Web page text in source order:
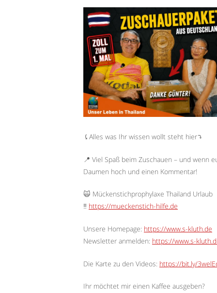
⤹Alles was Ihr wissen wollt steht hier⤵︎
📍 Viel Spaß beim Zuschauen – und wenn
Daumen hoch und einen Kommentar!
🙀 Mückenstichprophylaxe Thailand Urlaub
‼️ https://mueckenstich-hilfe.de
Unsere Homepage: https://www.s-kluth.de
Newsletter anmelden: https://www.s-
Die Karte zu den Videos: https://bit.ly/
Ihr möchtet mir einen Kaffee ausgeben?